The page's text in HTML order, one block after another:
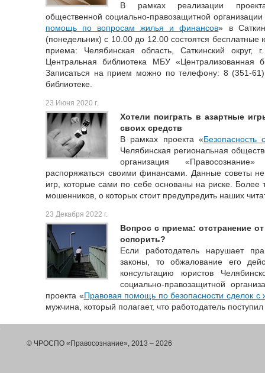
В рамках реализации
общественной социально-правозащитной
помощь по вопросам жилья и финансов» в
(понедельник) с 10.00 до 12.00 состоятся бесплатные
приема: Челябинская область, Саткинский
Центральная библиотека МБУ «Централизованная
Записаться на прием можно по телефону: 8 (351-
библиотеке.
23 Июня 2020 г.
Хотели поиграть в азартные
своих средств
В рамках проекта «
Челябинская региональная
организация
распоряжаться своими финансами. Данные советы
игр, которые сами по себе основаны на риске. Более
мошенников, о которых стоит предупредить наших
23 Декабря 2022 г.
Вопрос с приема: отстранение
оспорить?
Если работодатель нарушает
законы, то обжалование его
консультацию юристов
социально-правозащитной
проекта «Правовая помощь по безопасности сделок
мужчина, который полагает, что работодатель
© ЧРОСПО «Правосознание», 2013 – 2026